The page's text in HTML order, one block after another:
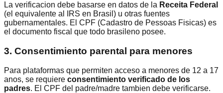
La verificacion debe basarse en datos de la Receita Federal
(el equivalente al IRS en Brasil) u otras fuentes
gubernamentales. El CPF (Cadastro de Pessoas Fisicas) es
el documento fiscal que todo brasileno posee.
3. Consentimiento parental para menores
Para plataformas que permiten acceso a menores de 12 a 17
anos, se requiere consentimiento verificado de los
padres. El CPF del padre/madre tambien debe verificarse.